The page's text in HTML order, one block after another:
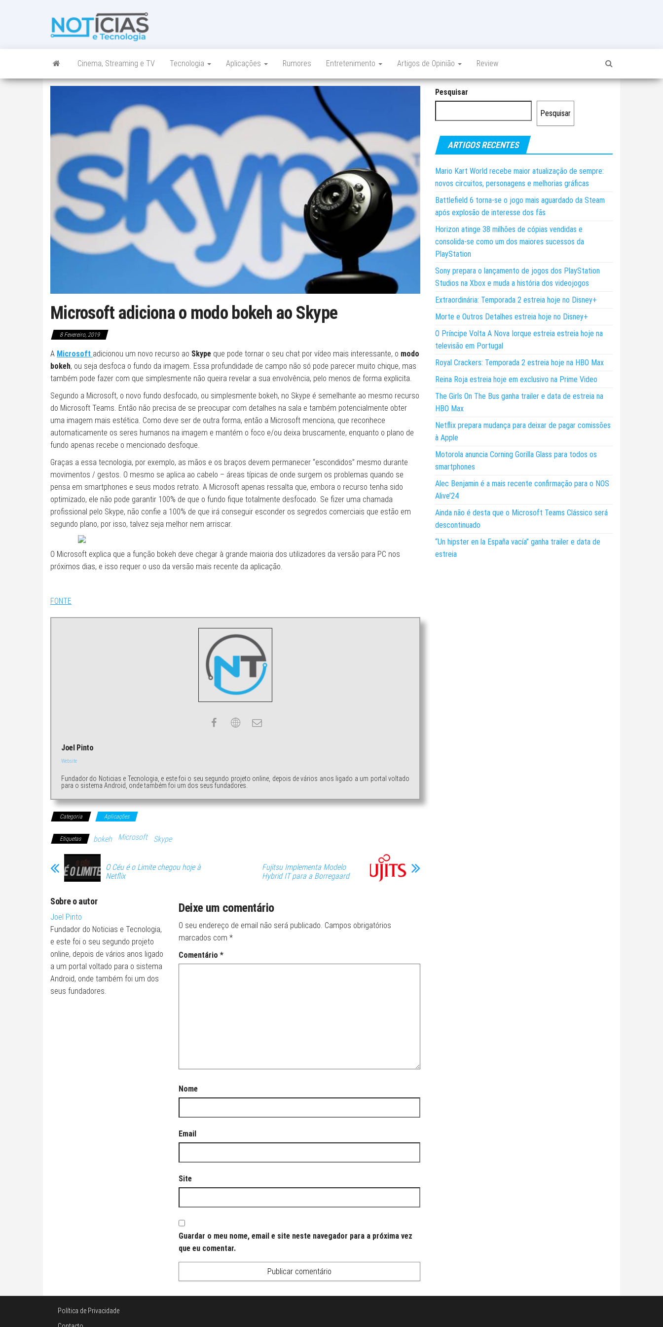
num só lugar
Cinema, Streaming e TV Tecnologia Aplicações Rumores Entretenimento Artigos de Opinião Review
Microsoft adiciona o modo bokeh ao Skype
8 Fevereiro, 2019
A Microsoft adicionou um novo recurso ao Skype que pode tornar o seu chat por vídeo mais interessante, o modo
bokeh, ou seja desfoca o fundo da imagem. Essa profundidade de campo não só pode parecer muito chique, mas
também pode fazer com que simplesmente não queira revelar a sua envolvência, pelo menos de forma explicita.
Segundo a Microsoft, o novo fundo desfocado, ou simplesmente bokeh, no Skype é semelhante ao mesmo recurso
do Microsoft Teams. Então não precisa de se preocupar com detalhes na sala e também potencialmente obter
uma imagem mais estética. Como deve ser de outra forma, então a Microsoft menciona, que reconhece
automaticamente os seres humanos na imagem e mantém o foco e/ou deixa bruscamente, enquanto o plano de
fundo apenas recebe o mencionado desfoque.
Graças a essa tecnologia, por exemplo, as mãos e os braços devem permanecer “escondidos” mesmo durante
movimentos / gestos. O mesmo se aplica ao cabelo – áreas típicas de onde surgem os problemas quando se
pensa em smartphones e seus modos retrato. A Microsoft apenas ressalta que, embora o recurso tenha sido
optimizado, ele não pode garantir 100% de que o fundo fique totalmente desfocado. Se fizer uma chamada
profissional pelo Skype, não confie a 100% de que irá conseguir esconder os segredos comerciais que estão em
segundo plano, por isso, talvez seja melhor nem arriscar.
O Microsoft explica que a função bokeh deve chegar à grande maioria dos utilizadores da versão para PC nos
próximos dias, e isso requer o uso da versão mais recente da aplicação.
FONTE
Joel Pinto
Website
Fundador do Noticias e Tecnologia, e este foi o seu segundo projeto online, depois de vários anos ligado a um portal voltado
para o sistema Android, onde também foi um dos seus fundadores.
Categoria Aplicações
Etiquetas bokeh Microsoft Skype
O Céu é o Limite chegou hoje à
Netflix
Fujitsu Implementa Modelo
Hybrid IT para a Borregaard
Sobre o autor
Joel Pinto
Fundador do Noticias e Tecnologia,
e este foi o seu segundo projeto
online, depois de vários anos ligado
a um portal voltado para o sistema
Android, onde também foi um dos
seus fundadores.
Deixe um comentário
O seu endereço de email não será publicado. Campos obrigatórios
marcados com *
Comentário *
Nome
Email
Site
Guardar o meu nome, email e site neste navegador para a próxima vez
que eu comentar.
Pesquisar
Pesquisar
ARTIGOS RECENTES
Mario Kart World recebe maior atualização de sempre:
novos circuitos, personagens e melhorias gráficas
Battlefield 6 torna-se o jogo mais aguardado da Steam
após explosão de interesse dos fãs
Horizon atinge 38 milhões de cópias vendidas e
consolida-se como um dos maiores sucessos da
PlayStation
Sony prepara o lançamento de jogos dos PlayStation
Studios na Xbox e muda a história dos videojogos
Extraordinária: Temporada 2 estreia hoje no Disney+
Morte e Outros Detalhes estreia hoje no Disney+
O Príncipe Volta A Nova Iorque estreia estreia hoje na
televisão em Portugal
Royal Crackers: Temporada 2 estreia hoje na HBO Max
Reina Roja estreia hoje em exclusivo na Prime Video
The Girls On The Bus ganha trailer e data de estreia na
HBO Max
Netflix prepara mudança para deixar de pagar comissões
à Apple
Motorola anuncia Corning Gorilla Glass para todos os
smartphones
Alec Benjamin é a mais recente confirmação para o NOS
Alive’24
Ainda não é desta que o Microsoft Teams Clássico será
descontinuado
“Un hipster en la España vacía” ganha trailer e data de
estreia
Política de Privacidade